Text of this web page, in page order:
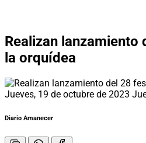
Realizan lanzamiento
la orquídea
Jueves, 19 de octubre de 2023
Diario Amanecer